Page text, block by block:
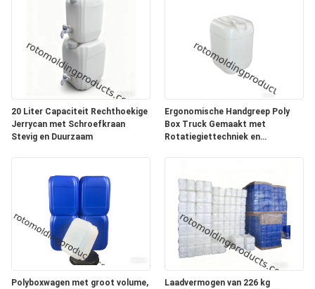
20 Liter Capaciteit Rechthoekige
Jerrycan met Schroefkraan
Stevig en Duurzaam
Ergonomische Handgreep Poly
Box Truck Gemaakt met
Rotatiegiettechniek en
Polyboxwagen met groot volume,
Laadvermogen van 226 kg